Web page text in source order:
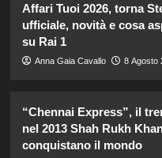
Affari Tuoi 2026, torna
ufficiale, novità e cosa
su Rai 1
Anna Gaia Cavallo 8 Agosto
“Chennai Express”, il
nel 2013 Shah Rukh
conquistano il mondo